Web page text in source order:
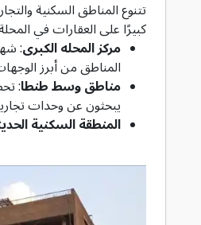
تتنوع المناطق السكنية
كبيرًا على العقارات في
مركز المحله الكبرى:
المناطق من أبرز
مناطق وسط طنطا:
يبحثون عن وحدات
المنطقة السكنية